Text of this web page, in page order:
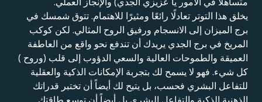
يخلق هذا التوتر تعادلًا رائعًا ومثيرًا للاهتمام. تتوق شمسك في
برج الميزان إلى الانسجام ورفيق الروح المثالي. لكن كوكب
المريخ في برج الجدي يريدك أن تندفع نحو واقع من العاطفة
العميقة والطموحات العالية والسعي الدؤوب إلى قلب (وروح )
كل شيء. فهو لا يسمح لك بتجربة الإمكانات الذكية والعقلية
للتفاعل البشري فحسب، بل يتيح لك أيضاً أن تختبر قدراتك